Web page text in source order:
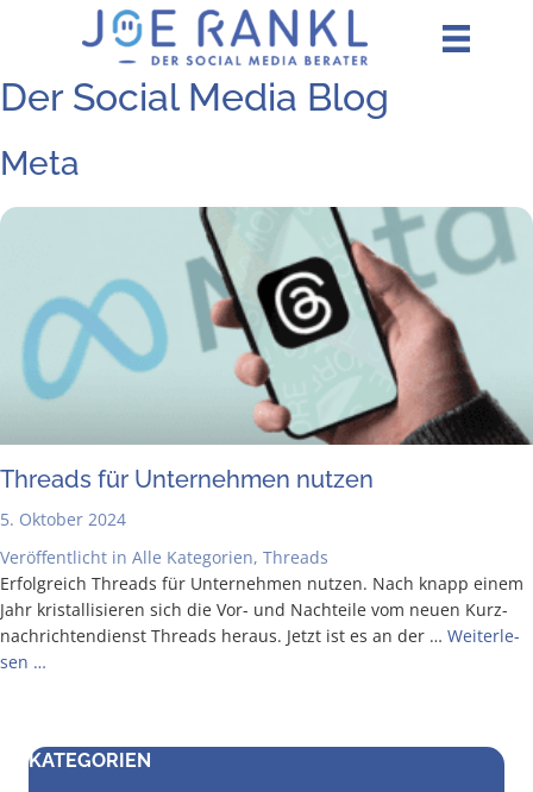
Der Social Media Blog
Meta
Threads für Unter­neh­men nutzen
5. Oktober 2024
Veröffentlicht in Alle Kategorien, Threads
Erfolg­reich Threads für Unter­neh­men nut­zen. Nach knapp einem
Jahr kris­tal­li­sie­ren sich die Vor- und Nach­tei­le vom neu­en Kurz­
nach­rich­ten­dienst Threads her­aus. Jetzt ist es an der … Wei­ter­le­
sen …
KATEGORIEN